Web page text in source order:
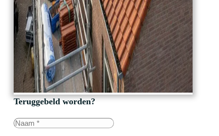
Teruggebeld worden?